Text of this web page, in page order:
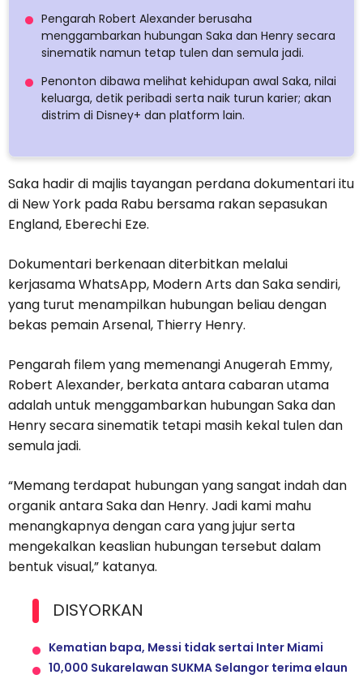
Pengarah Robert Alexander berusaha
menggambarkan hubungan Saka dan Henry secara
sinematik namun tetap tulen dan semula jadi.
Penonton dibawa melihat kehidupan awal Saka, nilai
keluarga, detik peribadi serta naik turun karier; akan
distrim di Disney+ dan platform lain.
Saka hadir di majlis tayangan perdana dokumentari itu
di New York pada Rabu bersama rakan sepasukan
England, Eberechi Eze.
Dokumentari berkenaan diterbitkan melalui
kerjasama WhatsApp, Modern Arts dan Saka sendiri,
yang turut menampilkan hubungan beliau dengan
bekas pemain Arsenal, Thierry Henry.
Pengarah filem yang memenangi Anugerah Emmy,
Robert Alexander, berkata antara cabaran utama
adalah untuk menggambarkan hubungan Saka dan
Henry secara sinematik tetapi masih kekal tulen dan
semula jadi.
“Memang terdapat hubungan yang sangat indah dan
organik antara Saka dan Henry. Jadi kami mahu
menangkapnya dengan cara yang jujur serta
mengekalkan keaslian hubungan tersebut dalam
bentuk visual,” katanya.
DISYORKAN
Kematian bapa, Messi tidak sertai Inter Miami
10,000 Sukarelawan SUKMA Selangor terima elaun